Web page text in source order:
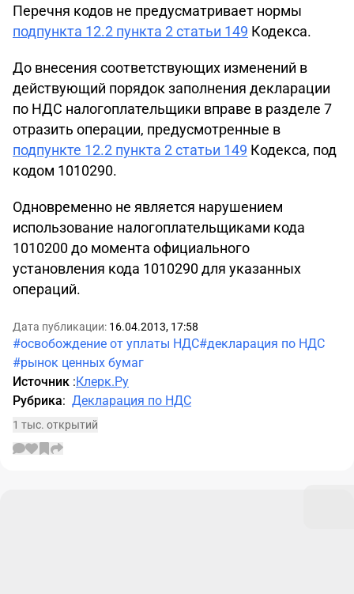
Перечня кодов не предусматривает нормы
подпункта 12.2 пункта 2 статьи 149 Кодекса.
До внесения соответствующих изменений в
действующий порядок заполнения декларации
по НДС налогоплательщики вправе в разделе 7
отразить операции, предусмотренные в
подпункте 12.2 пункта 2 статьи 149 Кодекса, под
кодом 1010290.
Одновременно не является нарушением
использование налогоплательщиками кода
1010200 до момента официального
установления кода 1010290 для указанных
операций.
Дата публикации: 16.04.2013, 17:58
#освобождение от уплаты НДС#декларация по НДС
#рынок ценных бумаг
Источник :Клерк.Ру
Рубрика: Декларация по НДС
1 тыс. открытий